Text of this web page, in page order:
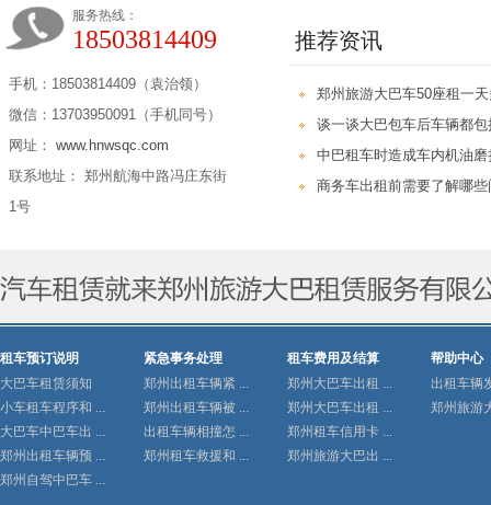
服务热线：
18503814409
手机：18503814409（袁治领）
微信：13703950091（手机同号）
网址： www.hnwsqc.com
联系地址： 郑州航海中路冯庄东街
1号
推荐资讯
郑州旅游大巴车50座租一
谈一谈大巴包车后车辆都
中巴租车时造成车内机油
商务车出租前需要了解哪些
租车预订说明
大巴车租赁须知
小车租车程序和 ...
大巴车中巴车出 ...
郑州出租车辆预 ...
郑州自驾中巴车 ...
紧急事务处理
郑州出租车辆紧 ...
郑州出租车辆被 ...
出租车辆相撞怎 ...
郑州租车救援和 ...
租车费用及结算
郑州大巴车出租 ...
郑州大巴车出租 ...
郑州租车信用卡 ...
郑州旅游大巴出 ...
帮助中心
出租车辆
郑州旅游